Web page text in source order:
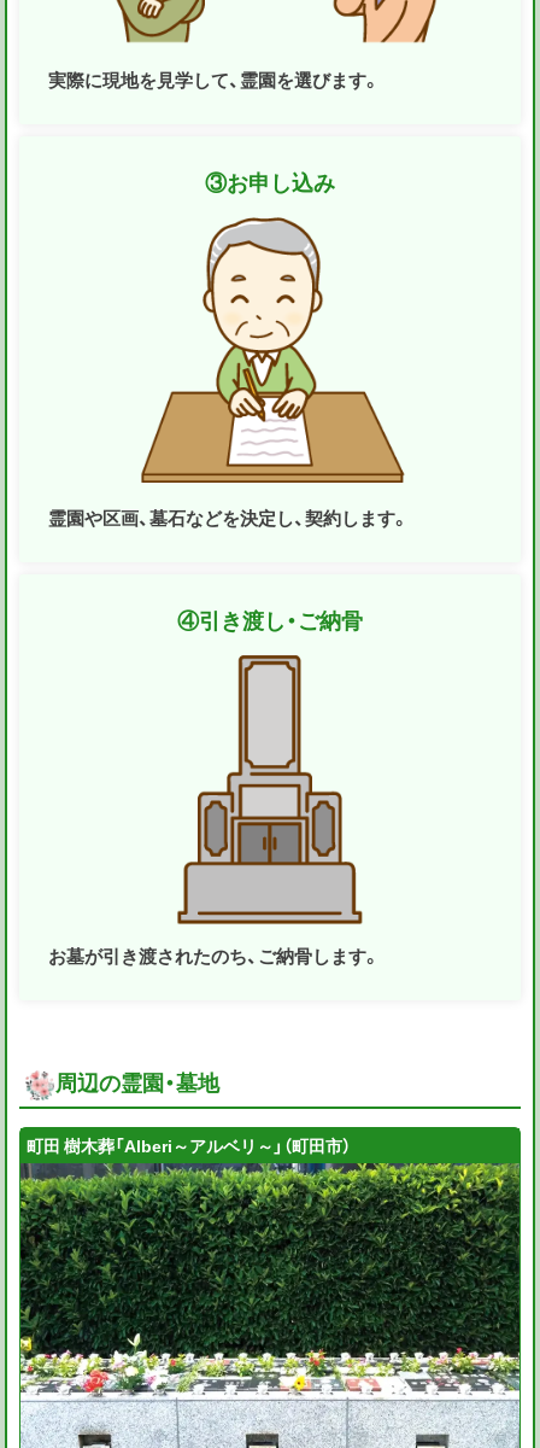
実際に現地を見学して、霊園を選びます。
③お申し込み
霊園や区画、墓石などを決定し、契約します。
④引き渡し・ご納骨
お墓が引き渡されたのち、ご納骨します。
周辺の霊園・墓地
町田 樹木葬「Alberi～アルベリ～」（町田市）